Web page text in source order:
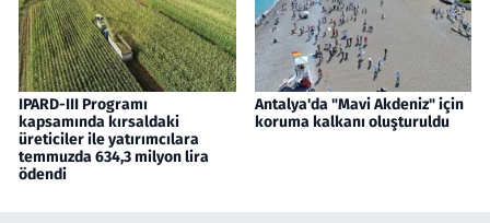
IPARD-III Programı
kapsamında kırsaldaki
üreticiler ile yatırımcılara
temmuzda 634,3 milyon lira
ödendi
Antalya'da "Mavi Akdeniz" için
koruma kalkanı oluşturuldu